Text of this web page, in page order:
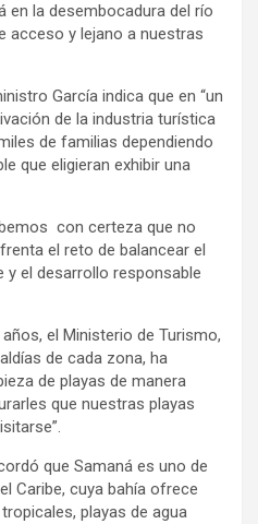
la desembocadura del río
acceso y lejano a nuestras
García indica que en “un
de la industria turística
de familias dependiendo
que eligieran exhibir una
con certeza que no
el reto de balancear el
y el desarrollo responsable
el Ministerio de Turismo,
de cada zona, ha
de playas de manera
que nuestras playas
que Samaná es uno de
Caribe, cuya bahía ofrece
playas de agua